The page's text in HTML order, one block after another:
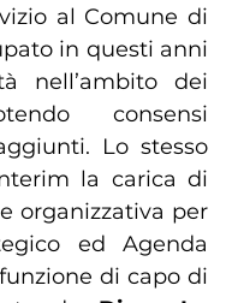
al Comune di
in questi anni
nell’ambito dei
consensi
Lo stesso
la carica di
organizzativa per
ed Agenda
di capo di